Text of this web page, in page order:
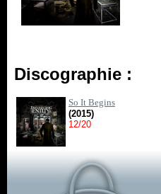
Discographie :
So It Begins
(2015)
12/20